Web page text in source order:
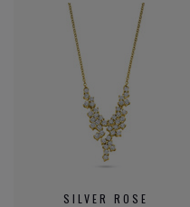
SILVER ROSE